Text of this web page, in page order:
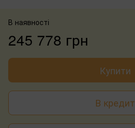
В наявності
245 778 грн
Купити
В кредит